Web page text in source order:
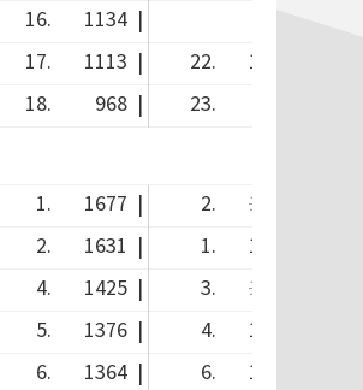
16. 1134 |
17. 1113 | 22. 1090
18. 968 | 23.
1. 1677 | 2. 1525
2. 1631 | 1. 1602
4. 1425 | 3. 1406
5. 1376 | 4. 1367
6. 1364 | 6. 1347